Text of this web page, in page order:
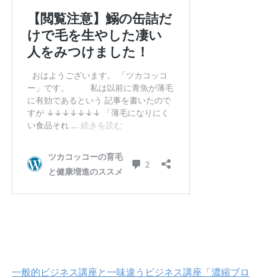
一般的ビジネス講座と一味違うビジネス講座「濃縮ブロ